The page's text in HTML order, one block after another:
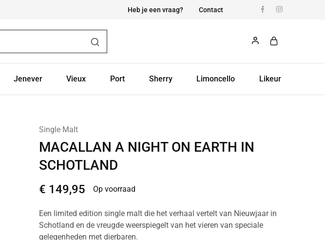
Heb je een vraag? Contact
Jenever Vieux Port Sherry Limoncello Likeur
Single Malt
MACALLAN A NIGHT ON EARTH IN
SCHOTLAND
€ 149,95 Op voorraad
Een limited edition single malt die het verhaal vertelt van Nieuwjaar in
Schotland en de vreugde weerspiegelt van het vieren van speciale
gelegenheden met dierbaren.